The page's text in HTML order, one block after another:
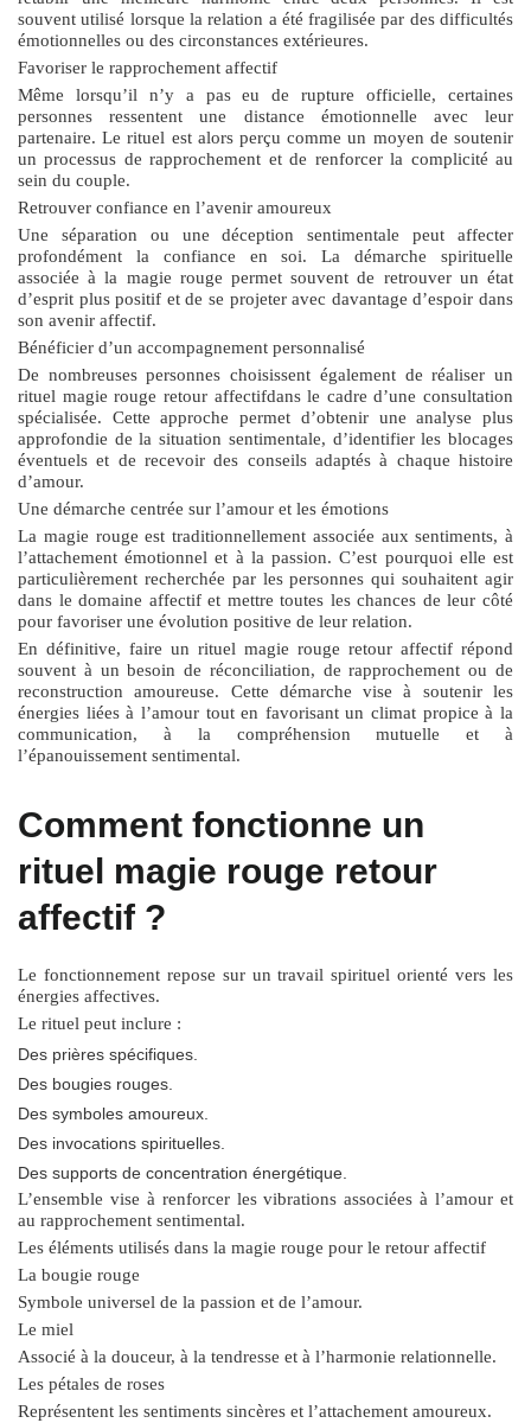
souvent utilisé lorsque la relation a été fragilisée par des difficultés
émotionnelles ou des circonstances extérieures.
Favoriser le rapprochement affectif
Même lorsqu’il n’y a pas eu de rupture officielle, certaines
personnes ressentent une distance émotionnelle avec leur
partenaire. Le rituel est alors perçu comme un moyen de soutenir
un processus de rapprochement et de renforcer la complicité au
sein du couple.
Retrouver confiance en l’avenir amoureux
Une séparation ou une déception sentimentale peut affecter
profondément la confiance en soi. La démarche spirituelle
associée à la magie rouge permet souvent de retrouver un état
d’esprit plus positif et de se projeter avec davantage d’espoir dans
son avenir affectif.
Bénéficier d’un accompagnement personnalisé
De nombreuses personnes choisissent également de réaliser un
rituel magie rouge retour affectifdans le cadre d’une consultation
spécialisée. Cette approche permet d’obtenir une analyse plus
approfondie de la situation sentimentale, d’identifier les blocages
éventuels et de recevoir des conseils adaptés à chaque histoire
d’amour.
Une démarche centrée sur l’amour et les émotions
La magie rouge est traditionnellement associée aux sentiments, à
l’attachement émotionnel et à la passion. C’est pourquoi elle est
particulièrement recherchée par les personnes qui souhaitent agir
dans le domaine affectif et mettre toutes les chances de leur côté
pour favoriser une évolution positive de leur relation.
En définitive, faire un rituel magie rouge retour affectif répond
souvent à un besoin de réconciliation, de rapprochement ou de
reconstruction amoureuse. Cette démarche vise à soutenir les
énergies liées à l’amour tout en favorisant un climat propice à la
communication, à la compréhension mutuelle et à
l’épanouissement sentimental.
Comment fonctionne un
rituel magie rouge retour
affectif ?
Le fonctionnement repose sur un travail spirituel orienté vers les
énergies affectives.
Le rituel peut inclure :
Des prières spécifiques.
Des bougies rouges.
Des symboles amoureux.
Des invocations spirituelles.
Des supports de concentration énergétique.
L’ensemble vise à renforcer les vibrations associées à l’amour et
au rapprochement sentimental.
Les éléments utilisés dans la magie rouge pour le retour affectif
La bougie rouge
Symbole universel de la passion et de l’amour.
Le miel
Associé à la douceur, à la tendresse et à l’harmonie relationnelle.
Les pétales de roses
Représentent les sentiments sincères et l’attachement amoureux.